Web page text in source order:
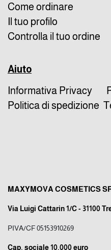
Come ordinare
Il tuo profilo
Controlla il tuo ordine
Aiuto
Informativa Privacy
Politica di spedizione
MAXYMOVA COSMETICS
Via Luigi Cattarin 1/C - 31100
PIVA/CF 05153910269
Cap. sociale 10.000 euro